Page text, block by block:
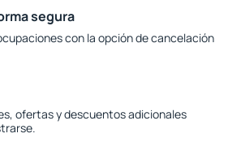
segura
con la opción de cancelación
ofertas y descuentos adicionales